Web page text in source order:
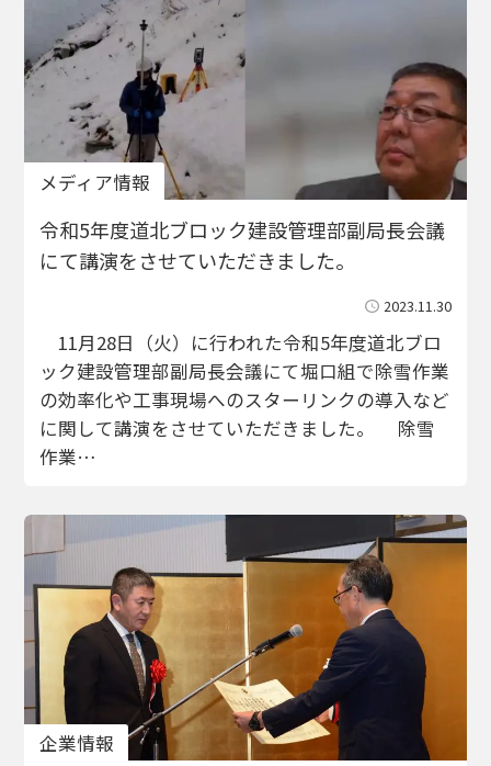
メディア情報
令和5年度道北ブロック建設管理部副局長会議
にて講演をさせていただきました。
2023.11.30
11月28日（火）に行われた令和5年度道北ブロ
ック建設管理部副局長会議にて堀口組で除雪作業
の効率化や工事現場へのスターリンクの導入など
に関して講演をさせていただきました。 除雪
作業…
企業情報